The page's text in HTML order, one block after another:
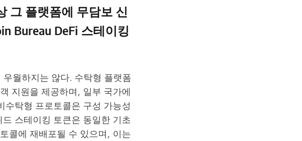
그 플랫폼에 무담보 신
Bureau DeFi 스테이킹
월하지는 않다. 수탁형 플랫폼
지원을 제공하며, 일부 국가에
탁형 프로토콜은 구성 가능성
스테이킹 토큰은 동일한 기초
콜에 재배포될 수 있으며, 이는